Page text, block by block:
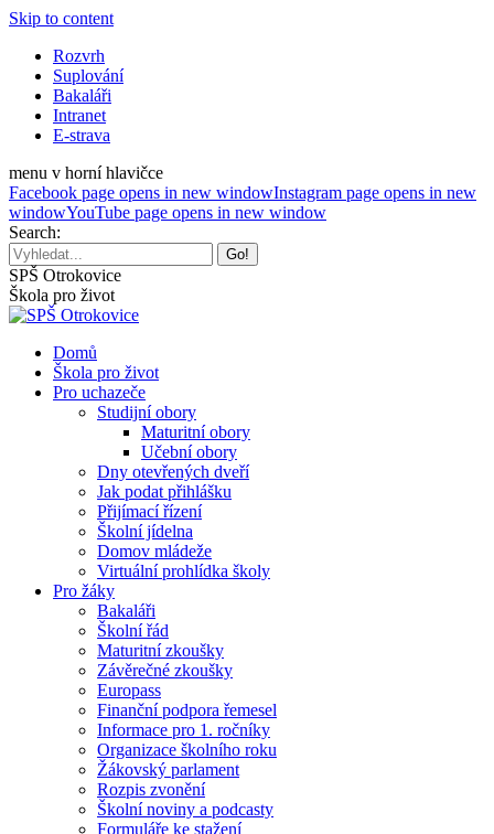
Skip to content
Rozvrh
Suplování
Bakaláři
Intranet
E-strava
menu v horní hlavičce
Facebook page opens in new windowInstagram page opens in new
windowYouTube page opens in new window
Search:
SPŠ Otrokovice
Škola pro život
Domů
Škola pro život
Pro uchazeče
Studijní obory
Maturitní obory
Učební obory
Dny otevřených dveří
Jak podat přihlášku
Přijímací řízení
Školní jídelna
Domov mládeže
Virtuální prohlídka školy
Pro žáky
Bakaláři
Školní řád
Maturitní zkoušky
Závěrečné zkoušky
Europass
Finanční podpora řemesel
Informace pro 1. ročníky
Organizace školního roku
Žákovský parlament
Rozpis zvonění
Školní noviny a podcasty
Formuláře ke stažení